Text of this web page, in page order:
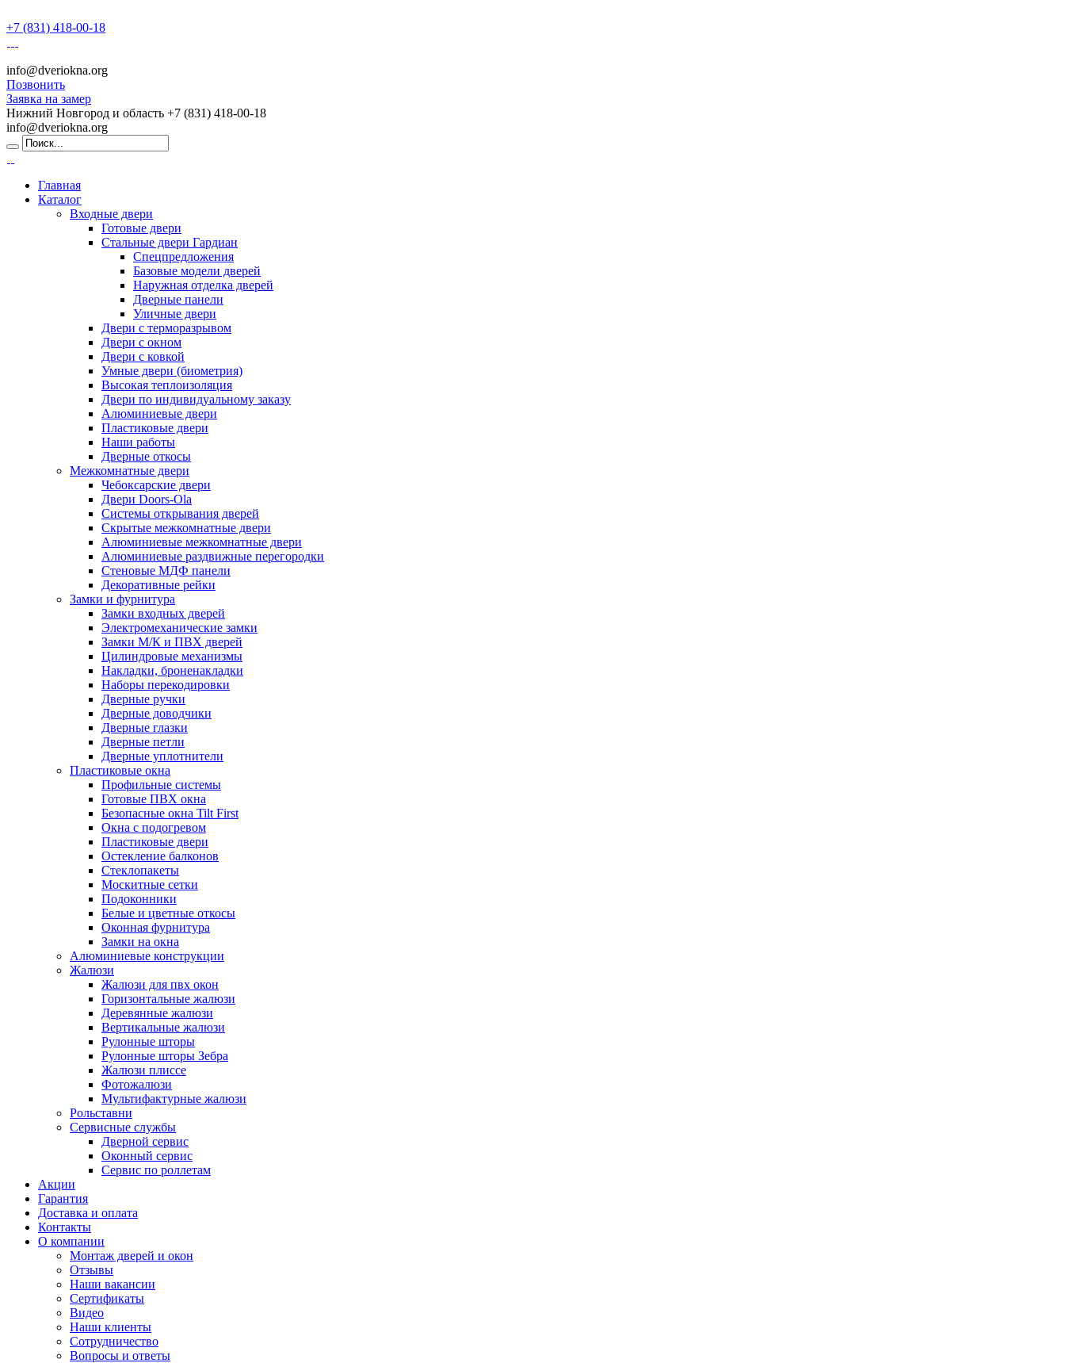
+7 (831) 418-00-18
info@dveriokna.org
Позвонить
Заявка на замер
Нижний Новгород и область +7 (831) 418-00-18
info@dveriokna.org
Главная
Каталог
Входные двери
Готовые двери
Стальные двери Гардиан
Спецпредложения
Базовые модели дверей
Наружная отделка дверей
Дверные панели
Уличные двери
Двери с терморазрывом
Двери с окном
Двери с ковкой
Умные двери (биометрия)
Высокая теплоизоляция
Двери по индивидуальному заказу
Алюминиевые двери
Пластиковые двери
Наши работы
Дверные откосы
Межкомнатные двери
Чебоксарские двери
Двери Doors-Ola
Системы открывания дверей
Скрытые межкомнатные двери
Алюминиевые межкомнатные двери
Алюминиевые раздвижные перегородки
Стеновые МДФ панели
Декоративные рейки
Замки и фурнитура
Замки входных дверей
Электромеханические замки
Замки М/К и ПВХ дверей
Цилиндровые механизмы
Накладки, броненакладки
Наборы перекодировки
Дверные ручки
Дверные доводчики
Дверные глазки
Дверные петли
Дверные уплотнители
Пластиковые окна
Профильные системы
Готовые ПВХ окна
Безопасные окна Tilt First
Окна с подогревом
Пластиковые двери
Остекление балконов
Стеклопакеты
Москитные сетки
Подоконники
Белые и цветные откосы
Оконная фурнитура
Замки на окна
Алюминиевые конструкции
Жалюзи
Жалюзи для пвх окон
Горизонтальные жалюзи
Деревянные жалюзи
Вертикальные жалюзи
Рулонные шторы
Рулонные шторы Зебра
Жалюзи плиссе
Фотожалюзи
Мультифактурные жалюзи
Рольставни
Сервисные службы
Дверной сервис
Оконный сервис
Сервис по роллетам
Акции
Гарантия
Доставка и оплата
Контакты
О компании
Монтаж дверей и окон
Отзывы
Наши вакансии
Сертификаты
Видео
Наши клиенты
Сотрудничество
Вопросы и ответы